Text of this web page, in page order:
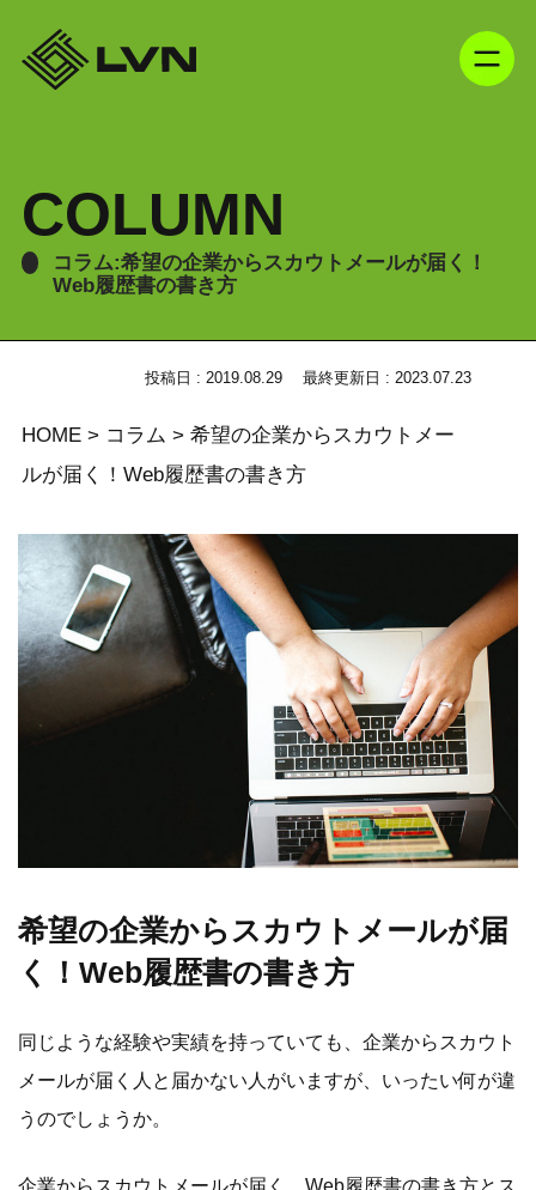
COLUMN
コラム:希望の企業からスカウトメールが届く！
Web履歴書の書き方
投稿日 : 2019.08.29 最終更新日 : 2023.07.23
HOME> コラム > 希望の企業からスカウトメー
ルが届く！Web履歴書の書き方
希望の企業からスカウトメールが届
く！Web履歴書の書き方
同じような経験や実績を持っていても、企業からスカウト
メールが届く人と届かない人がいますが、いったい何が違
うのでしょうか。